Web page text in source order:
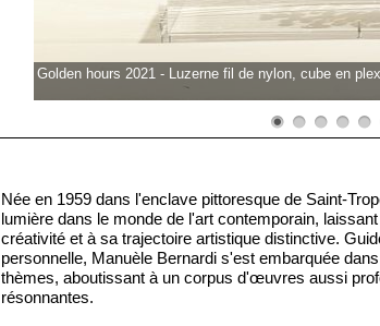
Golden hours 2021 - Luzerne fil de nylon, cube en
Née en 1959 dans l'enclave pittoresque de Saint-
lumière dans le monde de l'art contemporain,
créativité et à sa trajectoire artistique distinctive.
personnelle, Manuèle Bernardi s'est embarquée
thèmes, aboutissant à un corpus d'œuvres aussi
résonnantes.